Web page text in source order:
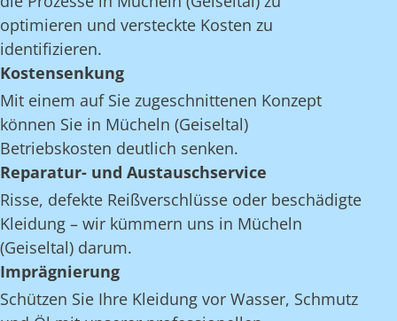
optimieren und versteckte Kosten zu
identifizieren.
Kostensenkung
Mit einem auf Sie zugeschnittenen Konzept
können Sie in Mücheln (Geiseltal)
Betriebskosten deutlich senken.
Reparatur- und Austauschservice
Risse, defekte Reißverschlüsse oder beschädigte
Kleidung – wir kümmern uns in Mücheln
(Geiseltal) darum.
Imprägnierung
Schützen Sie Ihre Kleidung vor Wasser, Schmutz